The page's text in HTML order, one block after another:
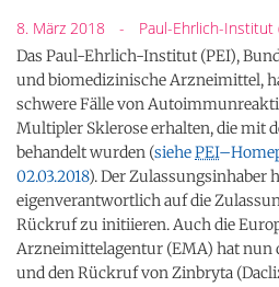
8. März 2018 - Paul-Ehrlich-Institut
Das Paul-Ehrlich-Institut (PEI),
und biomedizinische Arzneimittel,
schwere Fälle von
Multipler Sklerose erhalten, die mit
behandelt wurden (siehePEI–
02.03.2018). Der Zulassungsinhaber
eigenverantwortlich auf die
Rückruf zu initiieren. Auch die
Arzneimittelagentur (EMA) hat nun
und den Rückruf von Zinbryta